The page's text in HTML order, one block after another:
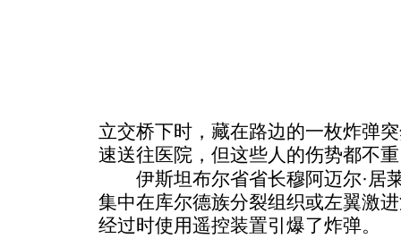
立交桥下时，藏在路边的一枚炸弹
速送往医院，但这些人的伤势都不
伊斯坦布尔省省长穆阿迈尔·居
集中在库尔德族分裂组织或左翼激
经过时使用遥控装置引爆了炸弹。